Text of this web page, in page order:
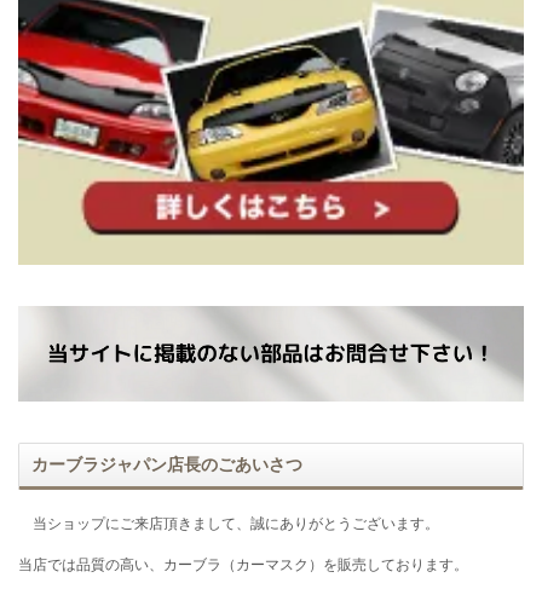
カーブラジャパン店長のごあいさつ
当ショップにご来店頂きまして、誠にありがとうございます。
当店では品質の高い、カーブラ（カーマスク）を販売しております。